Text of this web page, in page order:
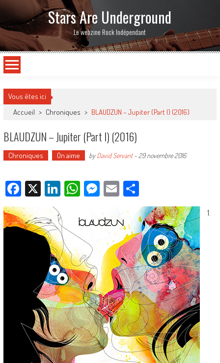
Stars Are Underground
Le webzine Rock Indépendant
Vous êtes ici
Accueil > Chroniques > BLAUDZUN – Jupiter (Part I) (2016)
BLAUDZUN – Jupiter (Part I) (2016)
Chroniques On aime byDavid Servant- 29 novembre 2016
Facebook
X LinkedIn
WhatsApp
Messenger
EmailPartager
1.